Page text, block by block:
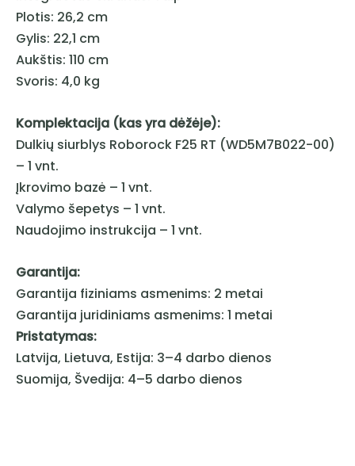
Plotis: 26,2 cm
Gylis: 22,1 cm
Aukštis: 110 cm
Svoris: 4,0 kg
Komplektacija (kas yra dėžėje):
Dulkių siurblys Roborock F25 RT (WD5M7B022-00)
– 1 vnt.
Įkrovimo bazė – 1 vnt.
Valymo šepetys – 1 vnt.
Naudojimo instrukcija – 1 vnt.
Garantija:
Garantija fiziniams asmenims: 2 metai
Garantija juridiniams asmenims: 1 metai
Pristatymas:
Latvija, Lietuva, Estija: 3–4 darbo dienos
Suomija, Švedija: 4–5 darbo dienos